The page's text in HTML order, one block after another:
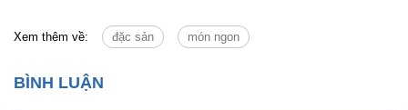
Xem thêm về: đặc sản món ngon